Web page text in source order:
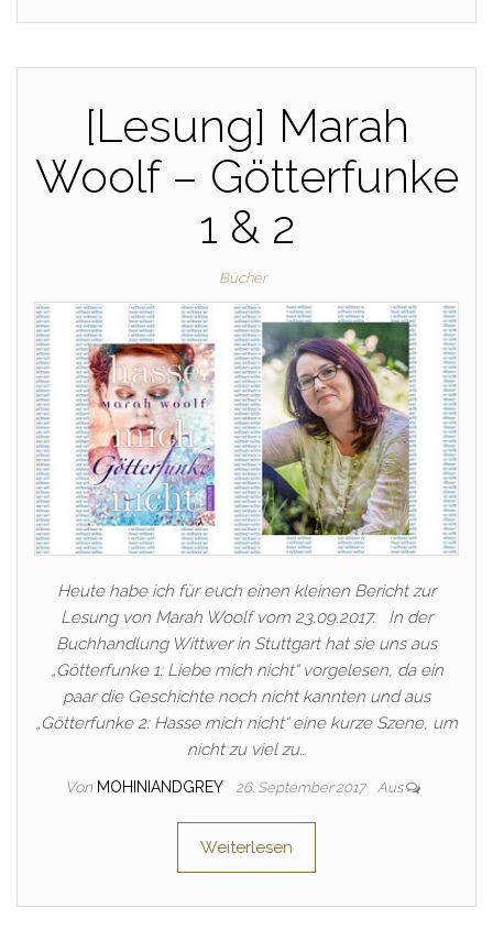
[Lesung] Marah
Woolf – Götterfunke
1 & 2
Bücher
Heute habe ich für euch einen kleinen Bericht zur
Lesung von Marah Woolf vom 23.09.2017. In der
Buchhandlung Wittwer in Stuttgart hat sie uns aus
„Götterfunke 1: Liebe mich nicht“ vorgelesen, da ein
paar die Geschichte noch nicht kannten und aus
„Götterfunke 2: Hasse mich nicht“ eine kurze Szene, um
nicht zu viel zu…
Von MOHINIANDGREY 26. September 2017 Aus
Weiterlesen